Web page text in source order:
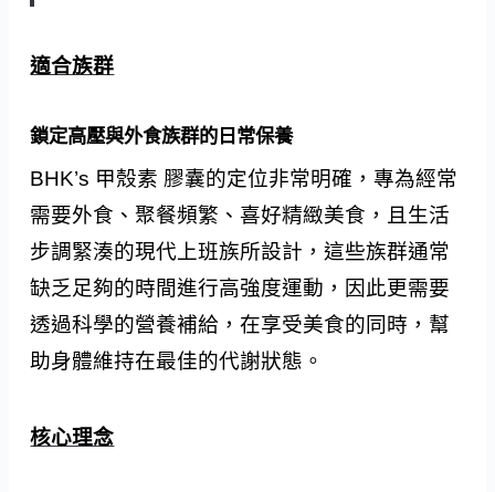
適合族群
鎖定高壓與外食族群的日常保養
BHK’s 甲殼素 膠囊的定位非常明確，專為經常
需要外食、聚餐頻繁、喜好精緻美食，且生活
步調緊湊的現代上班族所設計，這些族群通常
缺乏足夠的時間進行高強度運動，因此更需要
透過科學的營養補給，在享受美食的同時，幫
助身體維持在最佳的代謝狀態。
核心理念